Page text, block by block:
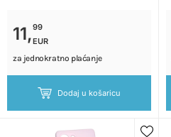
11,99
EUR
za jednokratno plaćanje
Dodaj u košaricu